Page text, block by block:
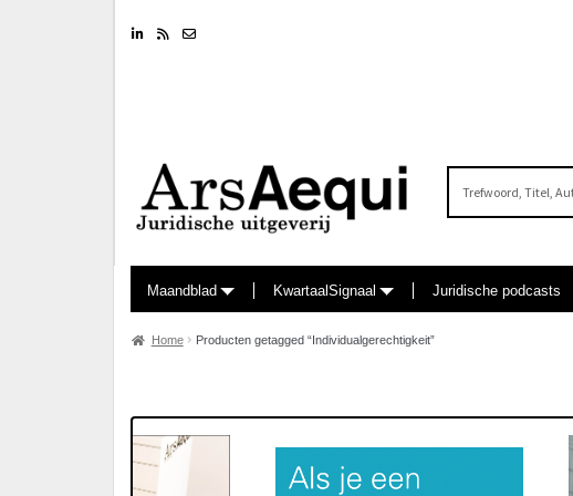
LinkedinRSS feed
Maandblad KwartaalSignaal Juridische podcasts
Home Producten getagged “Individualgerechtigkeit”